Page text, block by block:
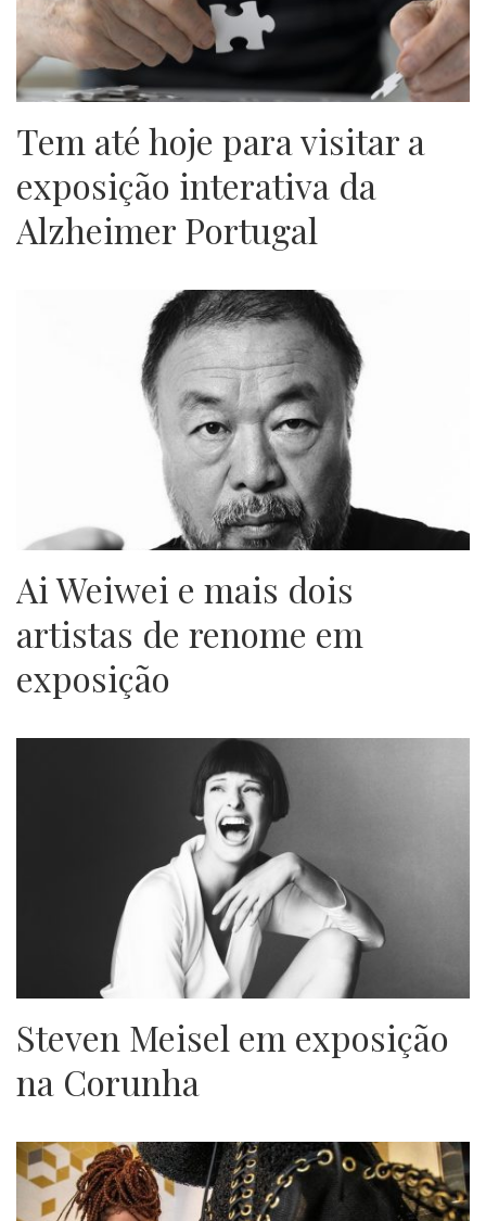
Tem até hoje para visitar a
exposição interativa da
Alzheimer Portugal
Ai Weiwei e mais dois
artistas de renome em
exposição
Steven Meisel em exposição
na Corunha